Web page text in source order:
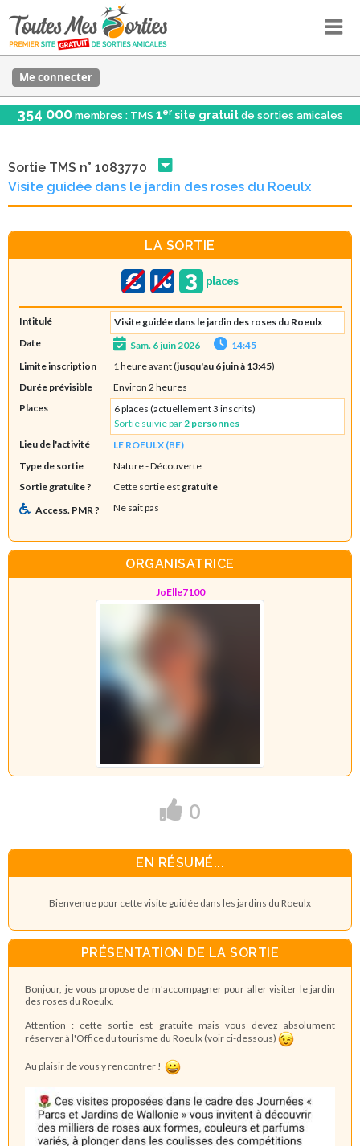
Me connecter
354 000 membres : TMS 1er site gratuit de sorties amicales
Sortie TMS n° 1083770
Visite guidée dans le jardin des roses du Roeulx
LA SORTIE
Intitulé
Visite guidée dans le jardin des roses du Roeulx
Date
Sam. 6 juin 2026
14:45
Limite inscription
1 heure avant (jusqu'au 6 juin à 13:45)
Durée prévisible
Environ 2 heures
Places
6 places (actuellement 3 inscrits)
Sortie suivie par 2 personnes
Lieu de l'activité
LE ROEULX (BE)
Type de sortie
Nature- Découverte
Sortie gratuite ?
Cette sortie est gratuite
Access. PMR ?
Ne sait pas
ORGANISATRICE
JoElle7100
0
EN RÉSUMÉ...
Bienvenue pour cette visite guidée dans les jardins du Roeulx
PRÉSENTATION DE LA SORTIE
Bonjour, je vous propose de m'accompagner pour aller visiter le jardin
des roses du Roeulx.
Attention : cette sortie est gratuite mais vous devez absolument
réserver à l'Office du tourisme du Roeulx (voir ci-dessous)
Au plaisir de vous y rencontrer !